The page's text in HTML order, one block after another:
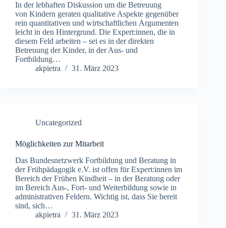
In der lebhaften Diskussion um die Betreuung
von Kindern geraten qualitative Aspekte gegenüber
rein quantitativen und wirtschaftlichen Argumenten
leicht in den Hintergrund. Die Expert:innen, die in
diesem Feld arbeiten – sei es in der direkten
Betreuung der Kinder, in der Aus- und
Fortbildung…
akpietra
31. März 2023
Uncategorized
Möglichkeiten zur Mitarbeit
Das Bundesnetzwerk Fortbildung und Beratung in
der Frühpädagogik e.V. ist offen für Expert:innen im
Bereich der Frühen Kindheit – in der Beratung oder
im Bereich Aus-, Fort- und Weiterbildung sowie in
administrativen Feldern. Wichtig ist, dass Sie bereit
sind, sich…
akpietra
31. März 2023